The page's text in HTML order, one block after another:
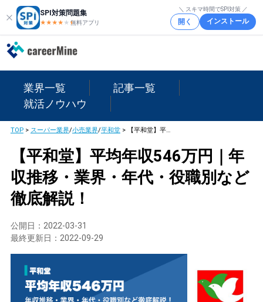
SPI対策問題集
★★★★ ★★
無料アプリ
＼ スキマ時間でSPI対策 ／
開く インストール
業界一覧
記事一覧
就活ノウハウ
TOP> スーパー業界/小売業界/平和堂> 【平和堂】平均年収546万円｜年収推移・業界・年代・役職別など徹底解説！
【平和堂】平均年収546万円｜年
収推移・業界・年代・役職別など
徹底解説！
公開日： 2022-03-31
最終更新日： 2022-09-29